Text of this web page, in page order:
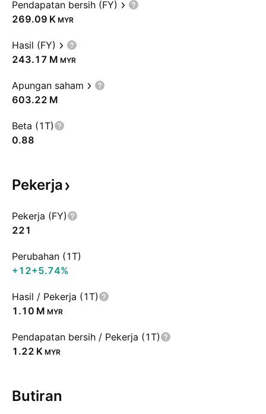
Pendapatan bersih (FY)
‪269.09 K‬ MYR
Hasil (FY)
‪243.17 M‬ MYR
Apungan saham
‪603.22 M‬
Beta (1T)
0.88
Pekerja
Pekerja (FY)
221
Perubahan (1T)
+12+5.74%
Hasil / Pekerja (1T)
‪1.10 M‬ MYR
Pendapatan bersih / Pekerja (1T)
‪1.22 K‬ MYR
Butiran